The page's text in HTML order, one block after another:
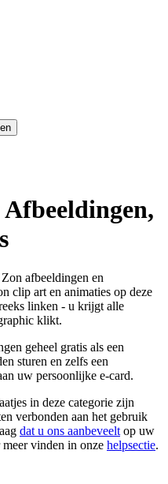
Afbeeldingen,
afbeeldingen en
clip art en animaties op deze
linken - u krijgt alle
klikt.
geheel gratis als een
sturen en zelfs een
uw persoonlijke e-card.
in deze categorie zijn
verbonden aan het gebruik
dat u ons aanbeveelt op uw
vinden in onze helpsectie.